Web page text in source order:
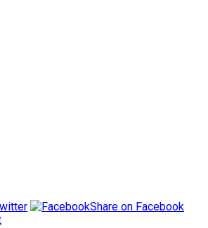
Share on Facebook